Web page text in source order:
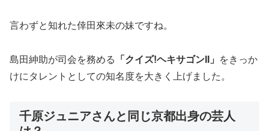
言わずと知れた倖田來未の妹ですね。
島田紳助が司会を務める 「クイズ!ヘキサゴンII」
をきっか
けにタレントとしての知名度を大きく上げました。
千原ジュニアさんと同じ京都出身の芸人